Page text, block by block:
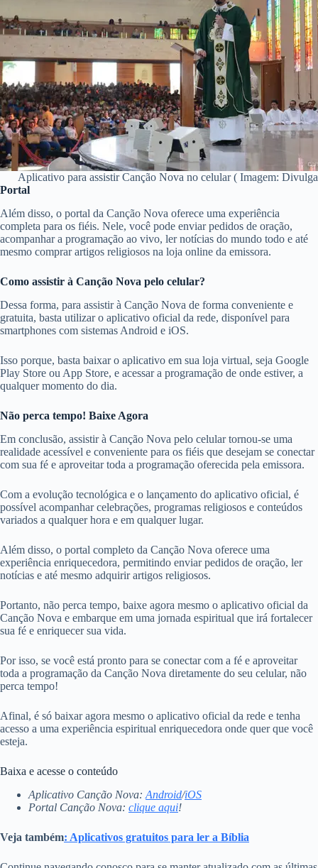
Aplicativo para assistir Canção Nova no celular ( Imagem:
Portal
Além disso, o portal da Canção Nova oferece uma experiência
completa para os fiéis. Nele, você pode enviar pedidos de oração,
acompanhar a programação ao vivo, ler notícias do mundo todo e até
mesmo comprar artigos religiosos na loja online da emissora.
Como assistir à Canção Nova pelo celular?
Dessa forma, para assistir à Canção Nova de forma conveniente e
gratuita, basta utilizar o aplicativo oficial da rede, disponível para
smartphones com sistemas Android e iOS.
Isso porque, basta baixar o aplicativo em sua loja virtual, seja Google
Play Store ou App Store, e acessar a programação de onde estiver, a
qualquer momento do dia.
Não perca tempo! Baixe Agora
Em conclusão, assistir à Canção Nova pelo celular tornou-se uma
realidade acessível e conveniente para os fiéis que desejam se conectar
com sua fé e aproveitar toda a programação oferecida pela emissora.
Com a evolução tecnológica e o lançamento do aplicativo oficial, é
possível acompanhar celebrações, programas religiosos e conteúdos
variados a qualquer hora e em qualquer lugar.
Além disso, o portal completo da Canção Nova oferece uma
experiência enriquecedora, permitindo enviar pedidos de oração, ler
notícias e até mesmo adquirir artigos religiosos.
Portanto, não perca tempo, baixe agora mesmo o aplicativo oficial da
Canção Nova e embarque em uma jornada espiritual que irá fortalecer
sua fé e enriquecer sua vida.
Por isso, se você está pronto para se conectar com a fé e aproveitar
toda a programação da Canção Nova diretamente do seu celular, não
perca tempo!
Afinal, é só baixar agora mesmo o aplicativo oficial da rede e tenha
acesso a uma experiência espiritual enriquecedora onde quer que você
esteja.
Baixa e acesse o conteúdo
Aplicativo Canção Nova: Android/iOS
Portal Canção Nova: clique aqui!
Veja também: Aplicativos gratuitos para ler a Bíblia